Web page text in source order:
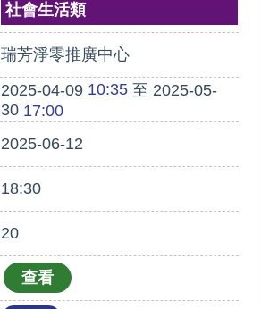
社會生活類
瑞芳淨零推廣中心
2025-04-0910:35至 2025-05-
3017:00
2025-06-12
18:30
20